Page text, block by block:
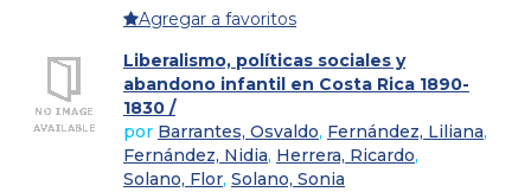
Agregar a favoritos
Liberalismo, políticas sociales y
abandono infantil en Costa Rica 1890-
1830 /
por Barrantes, Osvaldo, Fernández, Liliana,
Fernández, Nidia, Herrera, Ricardo,
Solano, Flor, Solano, Sonia